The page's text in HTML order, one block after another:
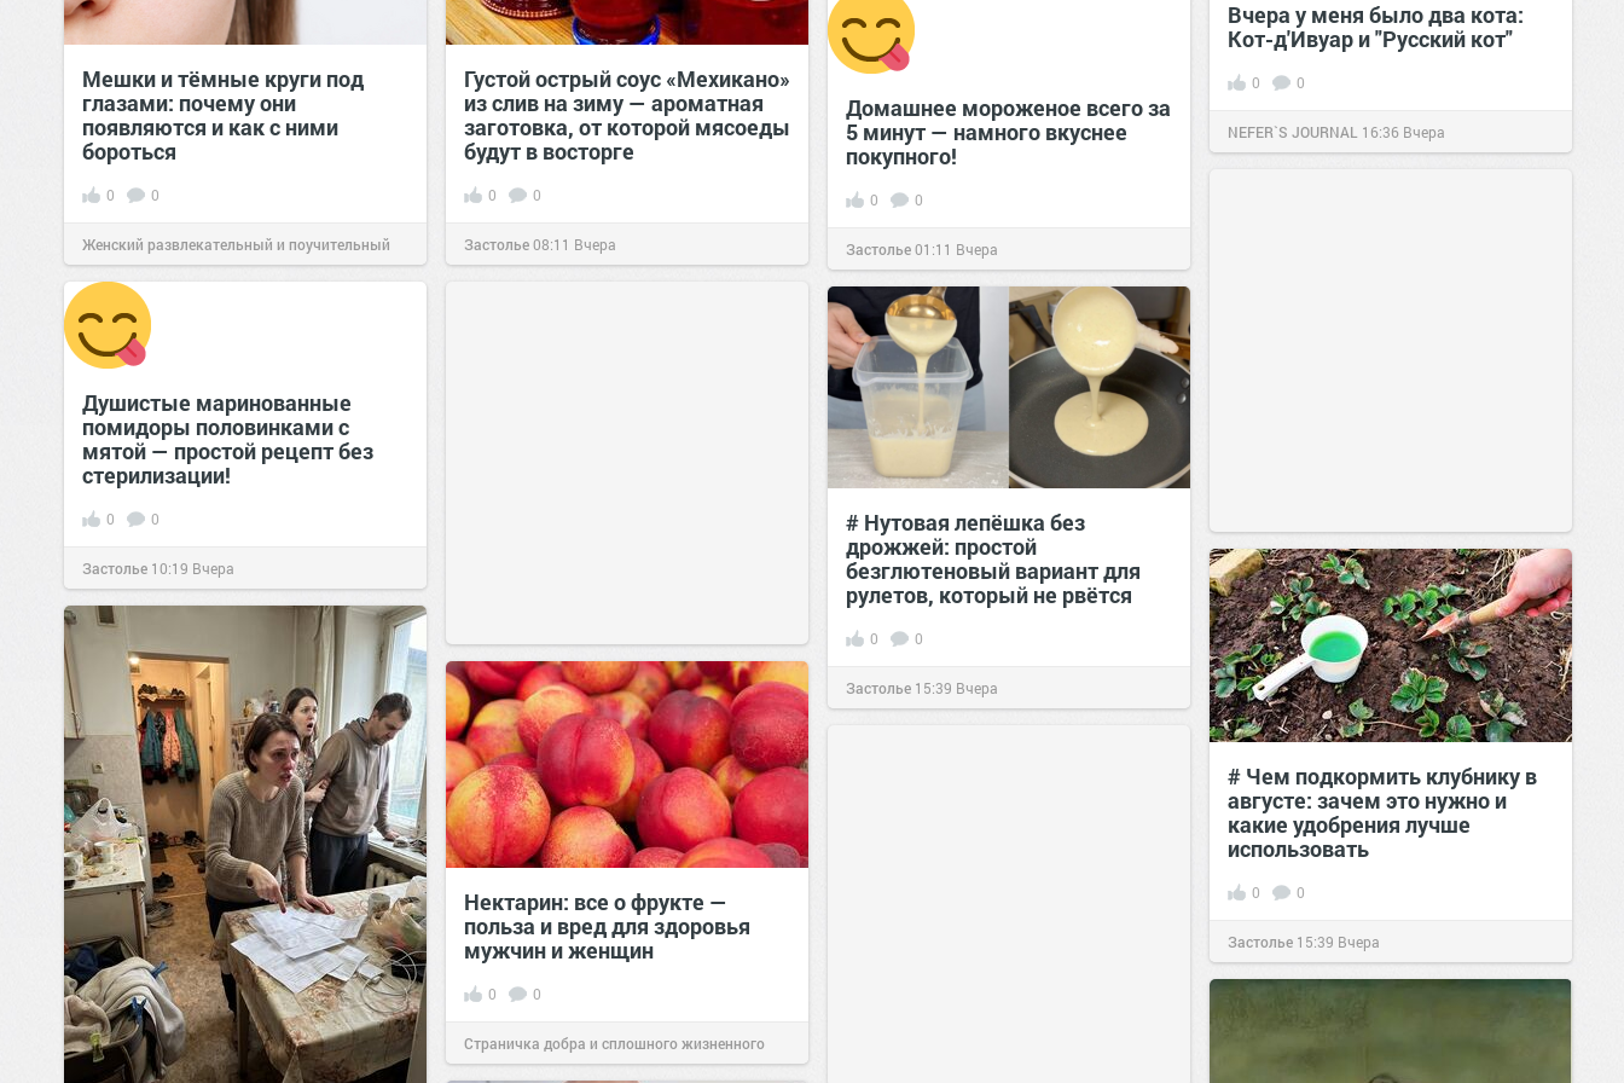
Вчера у меня было два кота:
Кот-д'Ивуар и "Русский кот"
0 0
NEFER`S JOURNAL 16:36 Вчера
Густой острый соус «Мехикано»
из слив на зиму — ароматная
заготовка, от которой мясоеды
будут в восторге
0 0
Застолье08:11 Вчера
Мешки и тёмные круги под
глазами: почему они
появляются и как с ними
бороться
0 0
Женский развлекательный и поучительный
сайт.23:23Вчера
Домашнее мороженое всего за
5 минут — намного вкуснее
покупного!
0 0
Застолье01:11 Вчера
Душистые маринованные
помидоры половинками с
мятой — простой рецепт без
стерилизации!
0 0
Застолье 10:19 Вчера
# Нутовая лепёшка без
дрожжей: простой
безглютеновый вариант для
рулетов, который не рвётся
0 0
Застолье 15:39 Вчера
# Чем подкормить клубнику в
августе: зачем это нужно и
какие удобрения лучше
использовать
0 0
Застолье 15:39 Вчера
Нектарин: все о фрукте —
польза и вред для здоровья
мужчин и женщин
0 0
Страничка добра и сплошного жизненного